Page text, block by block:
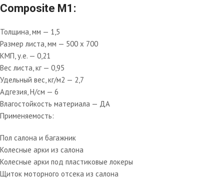
Composite M1:
Толщина, мм — 1,5
Размер листа, мм — 500 х 700
КМП, у.е. — 0,21
Вес листа, кг — 0,95
Удельный вес, кг/м2 — 2,7
Адгезия, Н/см — 6
Влагостойкость материала — ДА
Применяемость:
Пол салона и багажник
Колесные арки из салона
Колесные арки под пластиковые локеры
Щиток моторного отсека из салона